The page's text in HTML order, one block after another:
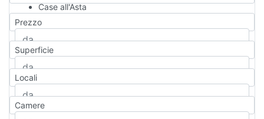
Case all'Asta
Qualsiasi
Appartamento
Casa indipendente
Casa Semi-indipendente
Attico/Mansarda
Rustico/Casale
Prezzo
Superficie
Locali
Camere